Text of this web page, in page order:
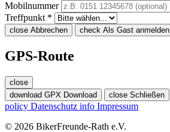
Mobilnummer
Treffpunkt *
close Abbrechen check Als Gast anmelden
GPS-Route
close
download GPX Download close Schließen
policy Datenschutz info Impressum
© 2026 BikerFreunde-Rath e.V.